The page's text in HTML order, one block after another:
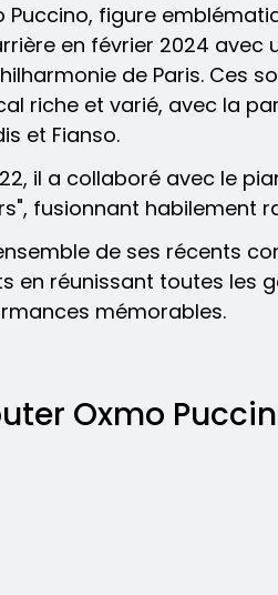
Puccino, figure
en février 2024 avec
de Paris. Ces
riche et varié, avec la
et Fianso.
il a collaboré avec le
fusionnant habilement
de ses récents
en réunissant toutes les
mémorables.
Oxmo